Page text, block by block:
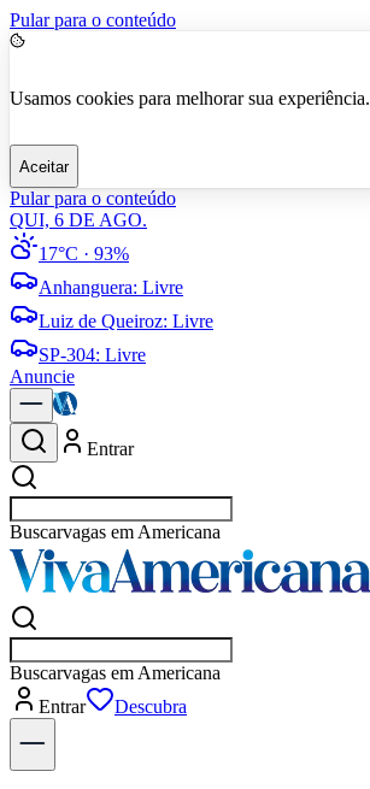
Pular para o conteúdo
Usamos cookies para melhorar sua experiência.
Aceitar
Pular para o conteúdo
QUI, 6 DE AGO.
17°C · 93%
Anhanguera: Livre
Luiz de Queiroz: Livre
SP-304: Livre
Anuncie
Entrar
Buscarempresas em
Buscarempresas e
Entrar
Descubra